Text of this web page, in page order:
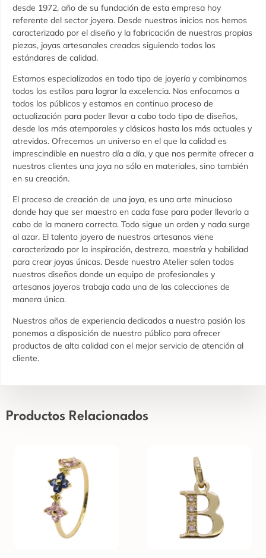
desde 1972, año de su fundación de esta empresa hoy
referente del sector joyero. Desde nuestros inicios nos hemos
caracterizado por el diseño y la fabricación de nuestras propias
piezas, joyas artesanales creadas siguiendo todos los
estándares de calidad.
Estamos especializados en todo tipo de joyería y combinamos
todos los estilos para lograr la excelencia. Nos enfocamos a
todos los públicos y estamos en continuo proceso de
actualización para poder llevar a cabo todo tipo de diseños,
desde los más atemporales y clásicos hasta los más actuales y
atrevidos. Ofrecemos un universo en el que la calidad es
imprescindible en nuestro día a día, y que nos permite ofrecer a
nuestros clientes una joya no sólo en materiales, sino también
en su creación.
El proceso de creación de una joya, es una arte minucioso
donde hay que ser maestro en cada fase para poder llevarlo a
cabo de la manera correcta. Todo sigue un orden y nada surge
al azar. El talento joyero de nuestros artesanos viene
caracterizado por la inspiración, destreza, maestría y habilidad
para crear joyas únicas. Desde nuestro Atelier salen todos
nuestros diseños donde un equipo de profesionales y
artesanos joyeros trabaja cada una de las colecciones de
manera única.
Nuestros años de experiencia dedicados a nuestra pasión los
ponemos a disposición de nuestro público para ofrecer
productos de alta calidad con el mejor servicio de atención al
cliente.
Productos Relacionados